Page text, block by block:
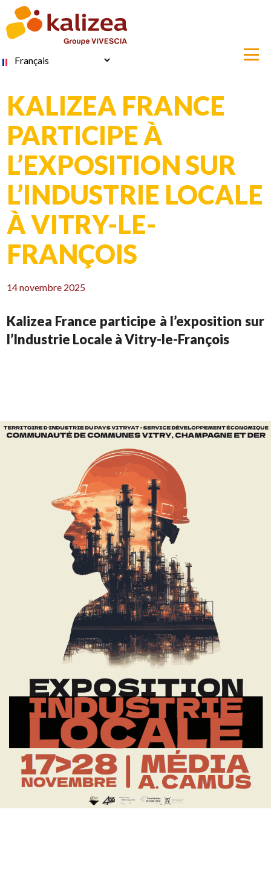
Aller
contenu
principal
Select
KALIZEA FRANCE
PARTICIPE À
L’EXPOSITION SUR
L’INDUSTRIE LOCALE
À VITRY-LE-
FRANÇOIS
14 novembre 2025
Kalizea France participe à l’exposition sur
l’Industrie Locale à Vitry-le-François